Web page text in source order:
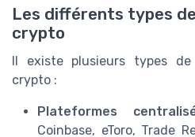
Les différents types
crypto
Il existe plusieurs types de
crypto :
Plateformes
Coinbase, eToro, Trade